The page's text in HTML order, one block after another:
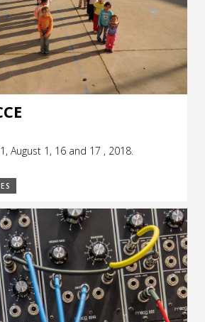
August 1, 16 and 17 , 2018.